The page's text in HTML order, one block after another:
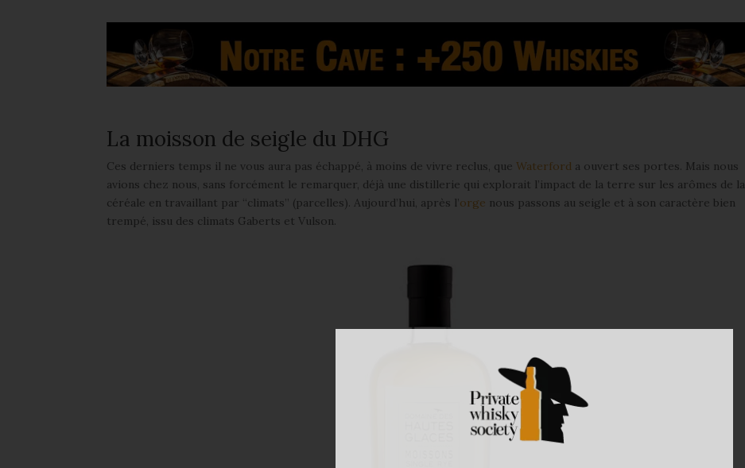
La moisson de seigle du DHG
Ces derniers temps il ne vous aura pas échappé, à moins de vivre reclus, que Waterford a ouvert ses portes. Mais nous
avions chez nous, sans forcément le remarquer, déjà une distillerie qui explorait l’impact de la terre sur les arômes de la
céréale en travaillant par “climats” (parcelles). Aujourd’hui, après l’orge nous passons au seigle et à son caractère bien
trempé, issu des climats Gaberts et Vulson.